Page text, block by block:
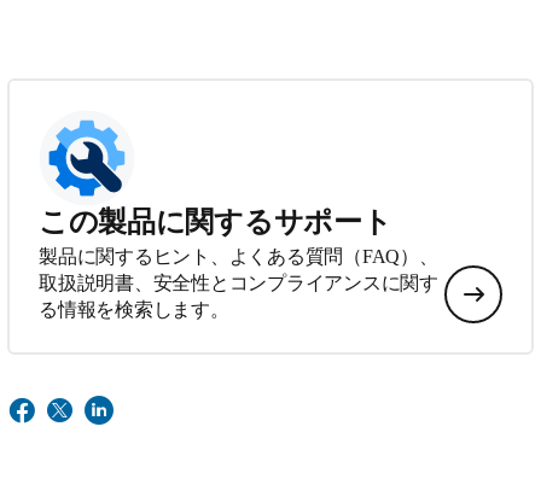
この製品に関するサポート
製品に関するヒント、よくある質問（FAQ）、
取扱説明書、安全性とコンプライアンスに関す
る情報を検索します。